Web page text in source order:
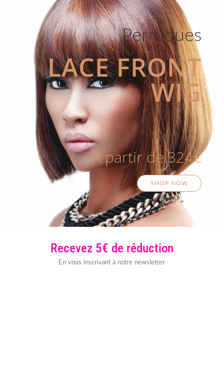
Perruques
LACE FRONT
WIG
A partir de 324€
SHOP NOW
Recevez 5€ de réduction
En vous inscrivant à notre newsletter